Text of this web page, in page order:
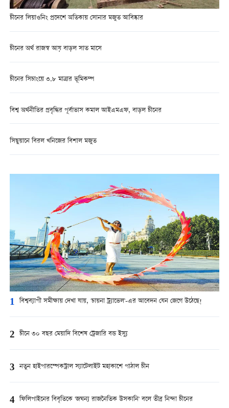
চীনের লিয়াওনিং প্রদেশে অতিকায় সোনার মজুত আবিষ্কার
চীনের অর্থ রাজস্ব আয় বাড়ল সাত মাসে
চীনের সিচাংয়ে ৩.৮ মাত্রার ভূমিকম্প
বিশ্ব অর্থনীতির প্রবৃদ্ধির পূর্বাভাস কমাল আইএমএফ, বাড়ল চীনের
সিছুয়ানে বিরল খনিজের বিশাল মজুত
1 বিশ্বব্যাপী সমীক্ষায় দেখা যায়, 'চায়না ট্র্যাভেল'-এর আবেদন যেন জেগে উঠেছে!
2 চীনে ৩০ বছর মেয়াদি বিশেষ ট্রেজারি বন্ড ইস্যু
3 নতুন হাইপারস্পেকট্রাল স্যাটেলাইট মহাকাশে পাঠাল চীন
4 ফিলিপাইনের বিবৃতিকে 'জঘন্য রাজনৈতিক উসকানি' বলে তীব্র নিন্দা চীনের